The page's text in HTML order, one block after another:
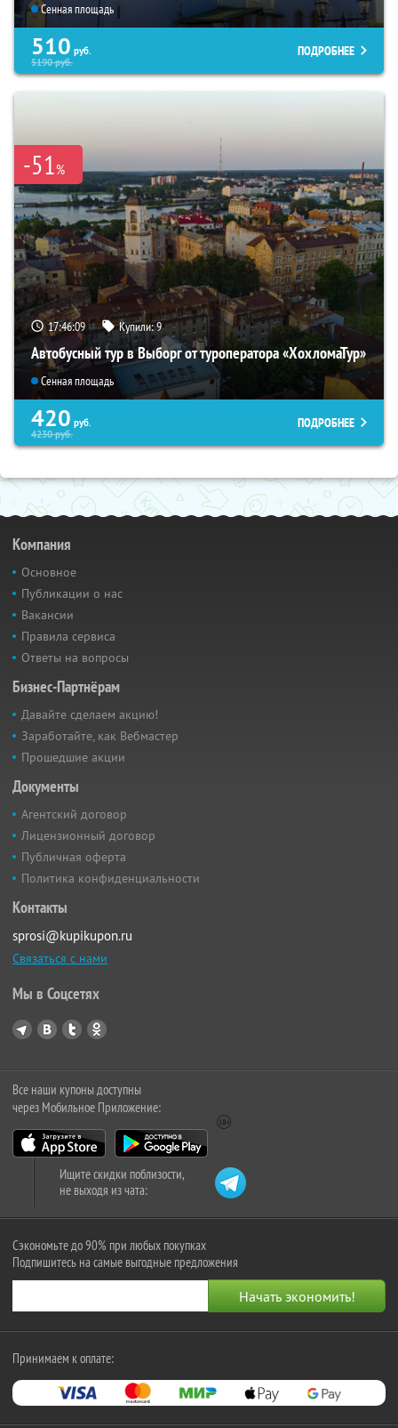
Сенная площадь
510 руб.
5190руб.
ПОДРОБНЕЕ
-51%
17:46:08 Купили:9
Автобусный тур в Выборг от туроператора «ХохломаТур»
Сенная площадь
420 руб.
4230руб.
ПОДРОБНЕЕ
Компания
Основное
Публикации о нас
Вакансии
Правила сервиса
Ответы на вопросы
Бизнес-Партнёрам
Давайте сделаем акцию!
Заработайте, как Вебмастер
Прошедшие акции
Документы
Агентский договор
Лицензионный договор
Публичная оферта
Политика конфиденциальности
Контакты
sprosi@kupikupon.ru
Связаться с нами
Мы в Соцсетях
Все наши купоны доступны
через Мобильное Приложение:
Ищите скидки поблизости,
не выходя из чата:
Сэкономьте до 90% при любых покупках
Подпишитесь на самые выгодные предложения
Принимаем к оплате: